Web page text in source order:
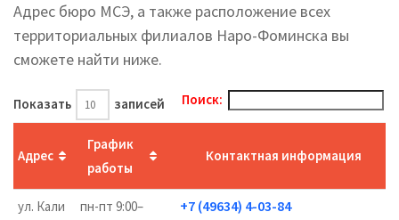
Адрес бюро МСЭ, а также расположение всех
территориальных филиалов Наро-Фоминска вы
cможете найти ниже.
Показать записей Поиск:
Адрес
График
работы
Контактная информация
ул. Кали
пн-пт 9:00–
+7 (49634) 4-03-84